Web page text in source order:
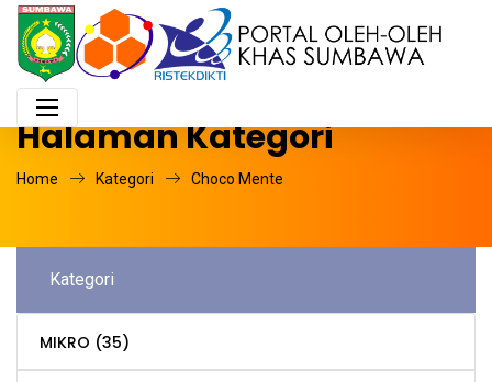
Halaman Kategori
Home Kategori Choco Mente
Kategori
MIKRO (35)